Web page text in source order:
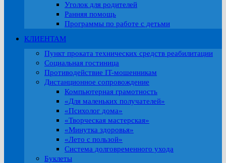
Уголок для родителей
Ранняя помощь
Программы по работе с детьми
КЛИЕНТАМ
Пункт проката технических средств реабилитации
Социальная гостиница
Противодействие IT-мошенникам
Дистанционное сопровождение
Компьютерная грамотность
«Для маленьких получателей»
«Психолог дома»
«Творческая мастерская»
«Минутка здоровья»
«Лето с пользой»
Система долговременного ухода
Буклеты